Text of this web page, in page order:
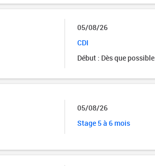
05/08/26
CDI
Début : Dès que possible
05/08/26
Stage 5 à 6 mois